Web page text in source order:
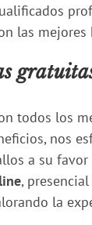
las mejores
todos los
nos
a su
,
la